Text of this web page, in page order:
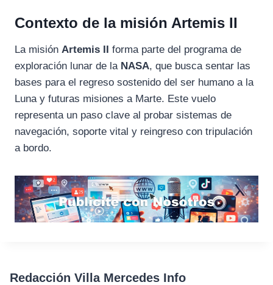
Contexto de la misión Artemis II
La misión Artemis II forma parte del programa de
exploración lunar de la NASA, que busca sentar las
bases para el regreso sostenido del ser humano a la
Luna y futuras misiones a Marte. Este vuelo
representa un paso clave al probar sistemas de
navegación, soporte vital y reingreso con tripulación
a bordo.
Redacción Villa Mercedes Info